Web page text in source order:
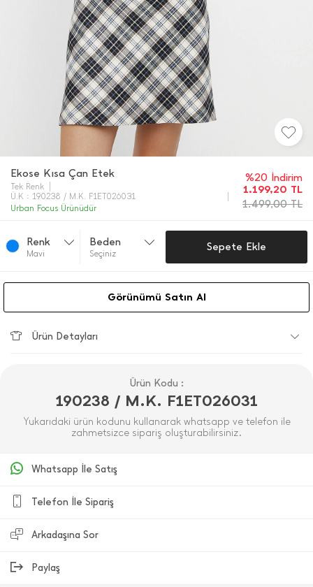
Ekose Kısa Çan Etek
Tek Renk
Ü.K : 190238 / M.K. F1ET026031
Urban Focus Ürünüdür
%20 İndirim
1.199,20 TL
1.499,00TL
Renk
Mavi̇
Beden
Seçiniz
Sepete Ekle
Görünümü Satın Al
Ürün Detayları
Ürün Kodu :
190238 / M.K. F1ET026031
Yukarıdaki ürün kodunu kullanarak whatsapp ve telefon ile
zahmetsizce sipariş oluşturabilirsiniz.
Whatsapp İle Satış
Telefon İle Sipariş
Arkadaşına Sor
Paylaş